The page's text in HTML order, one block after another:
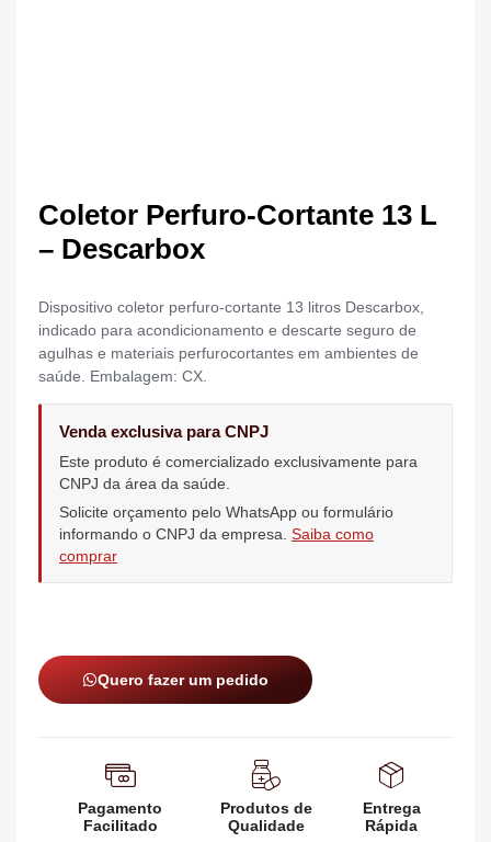
Coletor Perfuro-Cortante 13 L
– Descarbox
Dispositivo coletor perfuro-cortante 13 litros Descarbox,
indicado para acondicionamento e descarte seguro de
agulhas e materiais perfurocortantes em ambientes de
saúde. Embalagem: CX.
Venda exclusiva para CNPJ
Este produto é comercializado exclusivamente para
CNPJ da área da saúde.
Solicite orçamento pelo WhatsApp ou formulário
informando o CNPJ da empresa. Saiba como
comprar
Quero fazer um pedido
Pagamento
Facilitado
Produtos de
Qualidade
Entrega
Rápida